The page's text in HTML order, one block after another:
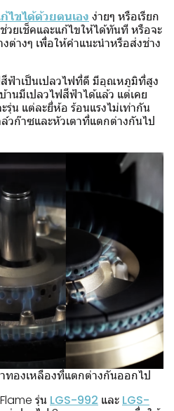
ไขได้ด้วยตนเอง ง่ายๆ หรือเรียก
วยเช็คและแก้ไขให้ได้ทันที หรือจะ
ต่างๆ เพื่อให้คำแนะนำหรือส่งช่าง
ฟ้าเป็นเปลวไฟที่ดี มีอุณหภูมิที่สูง
นมีเปลวไฟสีฟ้าได้แล้ว แต่เคย
รุ่น แต่ละยี่ห้อ ร้อนแรงไม่เท่ากัน
วก๊าซและหัวเตาที่แตกต่างกันไป
ทองเหลืองที่แตกต่างกันออกไป
รุ่น LGS-992 และ LGS-